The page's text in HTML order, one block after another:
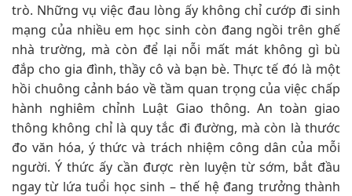
trò. Những vụ việc đau lòng ấy không chỉ cướp đi sinh
mạng của nhiều em học sinh còn đang ngồi trên ghế
nhà trường, mà còn để lại nỗi mất mát không gì bù
đắp cho gia đình, thầy cô và bạn bè. Thực tế đó là một
hồi chuông cảnh báo về tầm quan trọng của việc chấp
hành nghiêm chỉnh Luật Giao thông. An toàn giao
thông không chỉ là quy tắc đi đường, mà còn là thước
đo văn hóa, ý thức và trách nhiệm công dân của mỗi
người. Ý thức ấy cần được rèn luyện từ sớm, bắt đầu
ngay từ lứa tuổi học sinh – thế hệ đang trưởng thành